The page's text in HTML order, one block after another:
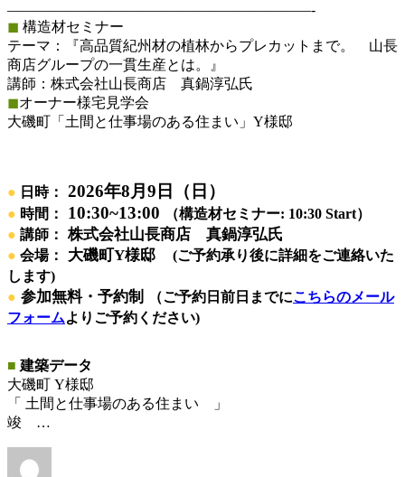
—————————————————————-
◼︎ 構造材セミナー
テーマ：『高品質紀州材の植林からプレカットまで。 山長
商店グループの一貫生産とは。』
講師：株式会社山長商店 真鍋淳弘氏
◼︎オーナー様宅見学会
大磯町「土間と仕事場のある住まい」Y様邸
● 日時： 2026年8月9日（日）
● 時間： 10:30~13:00
（構造材セミナー: 10:30 Start）
● 講師： 株式会社山長商店 真鍋淳弘氏
● 会場： 大磯町Y様邸
(ご予約承り後に詳細をご連絡いた
します)
● 参加無料・予約制 （ご予約日前日までにこちらのメール
フォームよりご予約ください)
■ 建築データ
大磯町 Y様邸
「 土間と仕事場のある住まい 」
竣 …